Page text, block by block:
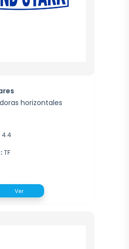
horizontales
4.4
TF
Ver